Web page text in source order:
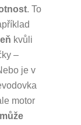
. To
kvůli
–
je v
motor
může